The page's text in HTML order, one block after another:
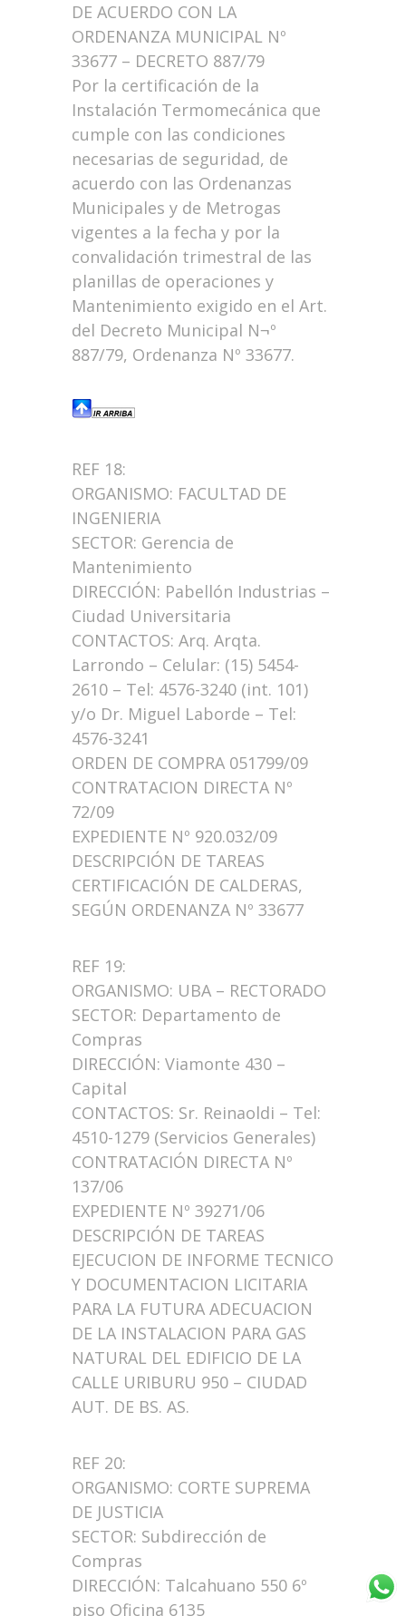
DE ACUERDO CON LA
ORDENANZA MUNICIPAL Nº
33677 – DECRETO 887/79
Por la certificación de la
Instalación Termomecánica que
cumple con las condiciones
necesarias de seguridad, de
acuerdo con las Ordenanzas
Municipales y de Metrogas
vigentes a la fecha y por la
convalidación trimestral de las
planillas de operaciones y
Mantenimiento exigido en el Art.
del Decreto Municipal N¬º
887/79, Ordenanza Nº 33677.
REF 18:
ORGANISMO: FACULTAD DE
INGENIERIA
SECTOR: Gerencia de
Mantenimiento
DIRECCIÓN: Pabellón Industrias –
Ciudad Universitaria
CONTACTOS: Arq. Arqta.
Larrondo – Celular: (15) 5454-
2610 – Tel: 4576-3240 (int. 101)
y/o Dr. Miguel Laborde – Tel:
4576-3241
ORDEN DE COMPRA 051799/09
CONTRATACION DIRECTA Nº
72/09
EXPEDIENTE Nº 920.032/09
DESCRIPCIÓN DE TAREAS
CERTIFICACIÓN DE CALDERAS,
SEGÚN ORDENANZA Nº 33677
REF 19:
ORGANISMO: UBA – RECTORADO
SECTOR: Departamento de
Compras
DIRECCIÓN: Viamonte 430 –
Capital
CONTACTOS: Sr. Reinaoldi – Tel:
4510-1279 (Servicios Generales)
CONTRATACIÓN DIRECTA Nº
137/06
EXPEDIENTE Nº 39271/06
DESCRIPCIÓN DE TAREAS
EJECUCION DE INFORME TECNICO
Y DOCUMENTACION LICITARIA
PARA LA FUTURA ADECUACION
DE LA INSTALACION PARA GAS
NATURAL DEL EDIFICIO DE LA
CALLE URIBURU 950 – CIUDAD
AUT. DE BS. AS.
REF 20:
ORGANISMO: CORTE SUPREMA
DE JUSTICIA
SECTOR: Subdirección de
Compras
DIRECCIÓN: Talcahuano 550 6º
piso Oficina 6135